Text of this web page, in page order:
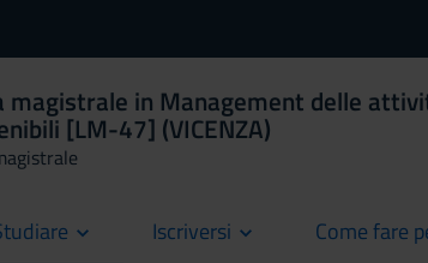
magistrale in Management delle
[LM-47] (VICENZA)
Iscriversi Come fare
current